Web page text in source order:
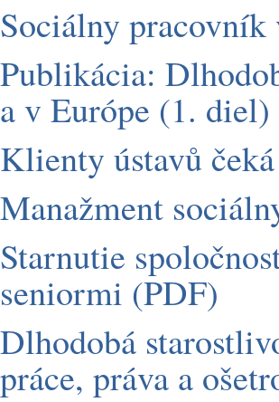
Sociálny
Publikácia:
a v Európe (1.
Klienty ústavů
Manažment
Starnutie
seniormi (PDF)
Dlhodobá
práce, práva a